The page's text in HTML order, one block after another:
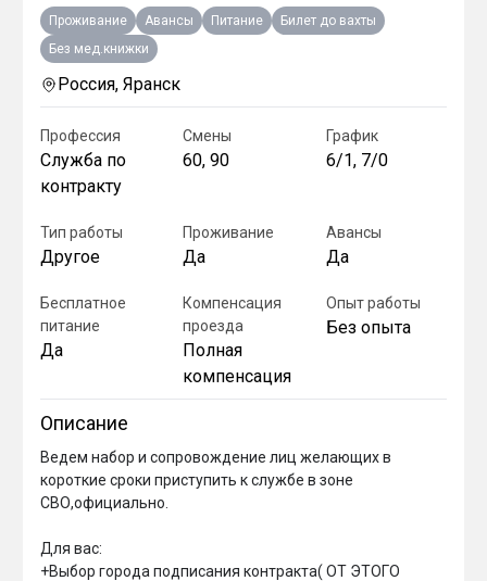
Проживание Авансы Питание
Билет до вахты
Без мед.книжки
Россия, Яранск
Профессия
Служба по
контракту
Смены
60, 90
График
6/1, 7/0
Тип работы
Другое
Проживание
Да
Авансы
Да
Бесплатное
питание
Да
Компенсация
проезда
Полная
компенсация
Опыт работы
Без опыта
Описание
Ведем набор и сопровождение лиц желающих в
короткие сроки приступить к службе в зоне
СВО,официально.
Для вас:
+Выбор города подписания контракта( ОТ ЭТОГО